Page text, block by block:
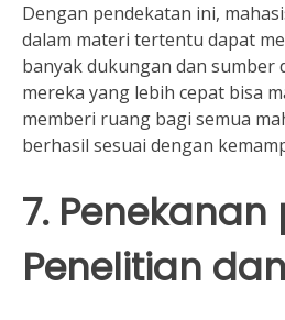
Dengan pendekatan ini,
dalam materi tertentu dapat
banyak dukungan dan sumber
mereka yang lebih cepat bisa
memberi ruang bagi semua
berhasil sesuai dengan
7.
Penelitian